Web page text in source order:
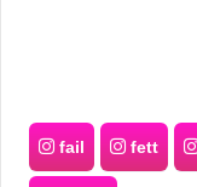
fail fett